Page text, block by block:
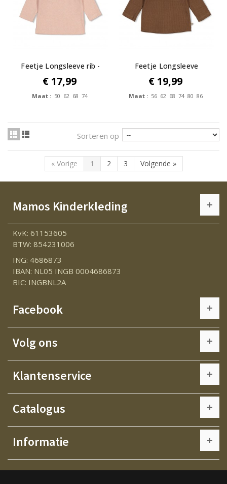
Feetje Longsleeve rib -
Fall in...
€ 17,99
Maat : 50 62 68 74
Feetje Longsleeve
pointelle rib...
€ 19,99
Maat : 56 62 68 74 80 86
Sorteren op
« Vorige 1 2 3 Volgende »
Mamos Kinderkleding
KvK: 61153605
BTW: 854231006
ING: 4686873
IBAN: NL05 INGB 0004686873
BIC: INGBNL2A
Facebook
Volg ons
Klantenservice
Catalogus
Informatie